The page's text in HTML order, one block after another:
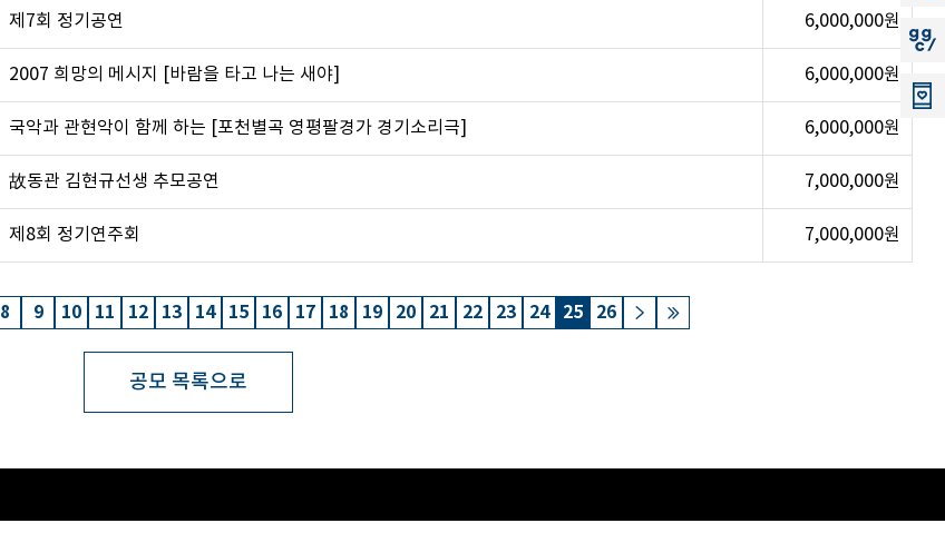
지지
제7회 정기공연 6,000,000원
2007 희망의 메시지 [바람을 타고 나는 새야] 6,000,000원
국악과 관현악이 함께 하는 [포천별곡 영평팔경가 경기소리극] 6,000,000원
故동관 김현규선생 추모공연 7,000,000원
제8회 정기연주회 7,000,000원
8 9 10 11 12 13 14 15 16 17 18 19 20 21 22 23 24 25 26
공모 목록으로